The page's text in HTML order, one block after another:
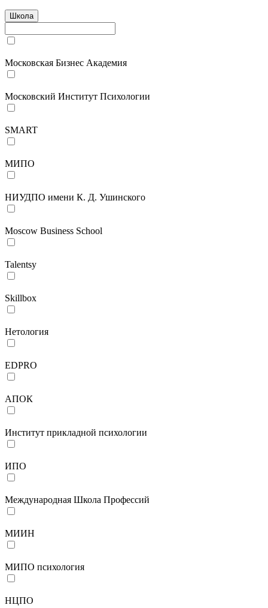
Школа
Московская Бизнес Академия
Московский Институт Психологии
SMART
МИПО
НИУДПО имени К. Д. Ушинского
Moscow Business School
Talentsy
Skillbox
Нетология
EDPRO
АПОК
Институт прикладной психологии
ИПО
Международная Школа Профессий
МИИН
МИПО психология
НЦПО